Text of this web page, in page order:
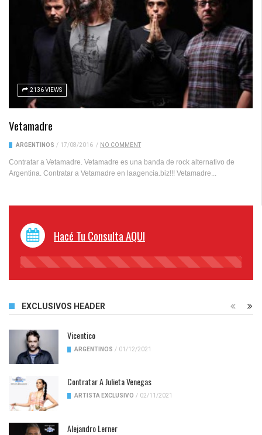
2136 VIEWS
Vetamadre
ARGENTINOS / 17/08/2016 / NO COMMENT
Contratar a Vetamadre. Vetamadre es una banda de rock alternativo de
Argentina. Contratar a Vetamadre en laagencia.biz!!! Vetamadre...
Hacé Tu Consulta AQUI
45%
EXCLUSIVOS HEADER
Vicentico
ARGENTINOS / 01/12/2021
Contratar A Julieta Venegas
ARTISTA EXCLUSIVO / 02/11/2021
Alejandro Lerner